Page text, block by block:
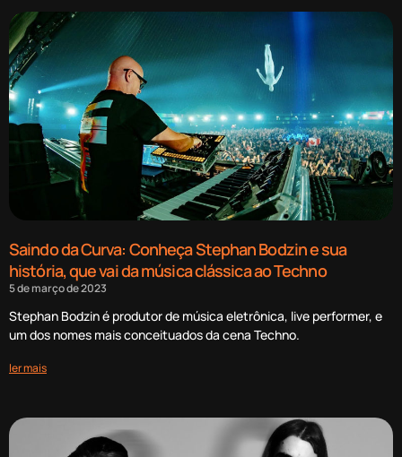
Saindo da Curva: Conheça Stephan Bodzin e sua
história, que vai da música clássica ao Techno
5 de março de 2023
Stephan Bodzin é produtor de música eletrônica, live performer, e
um dos nomes mais conceituados da cena Techno.
ler mais